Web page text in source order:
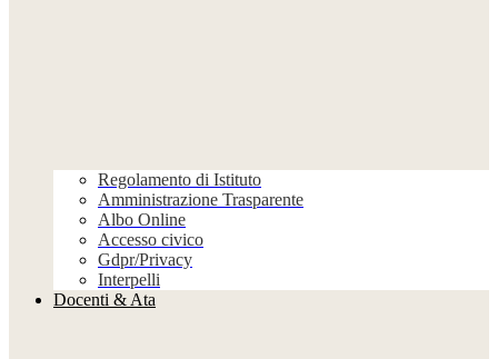
Regolamento di Istituto
Amministrazione Trasparente
Albo Online
Accesso civico
Gdpr/Privacy
Interpelli
Docenti & Ata